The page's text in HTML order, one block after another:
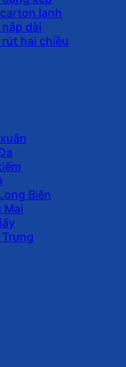
lạnh
dài
hai chiều
Biên
Mai